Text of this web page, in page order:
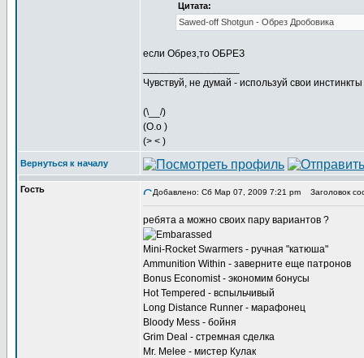
Цитата:
Sawed-off Shotgun - Обрез Дробовика
если Обрез,то ОБРЕЗ
Чувствуй, не думай - используй свои инстинкты
(\__/)
(O.o )
(> < )
Вернуться к началу
Гость Добавлено: Сб Мар 07, 2009 7:21 pm Заголовок
ребята а можно своих пару вариантов ?
Mini-Rocket Swarmers - ручная "катюша"
Ammunition Within - заверните еще патронов
Bonus Economist - экономим бонусы
Hot Tempered - вспыльчивый
Long Distance Runner - марафонец
Bloody Mess - бойня
Grim Deal - стремная сделка
Mr. Melee - мистер Кулак